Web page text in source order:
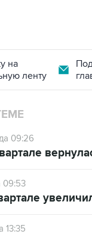
на
ленту
09:26
09:53
13:35